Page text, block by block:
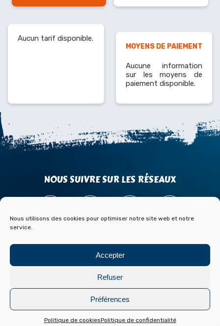
Nous utilisons des cookies pour optimiser notre site web et notre
service.
Accepter
Refuser
Préférences
Politique de cookiesPolitique de confidentialité
Aucun tarif disponible.
MOYENS DE PAIEMENT
Aucune information
sur les moyens de
paiement disponible.
NOUS SUIVRE SUR LES RÉSEAUX
CONTACT
PARTENAIRES
PRESSE & MÉDIAS
BLOG HISTOIRE ET ARCHIVES DE FONT ROMEU
Mentions légales
Politique de cookies
Réalisation :Laetimprove